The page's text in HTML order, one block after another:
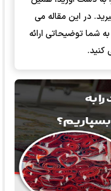
در این مقاله می
شما توضیحاتی ارائه
کنید.